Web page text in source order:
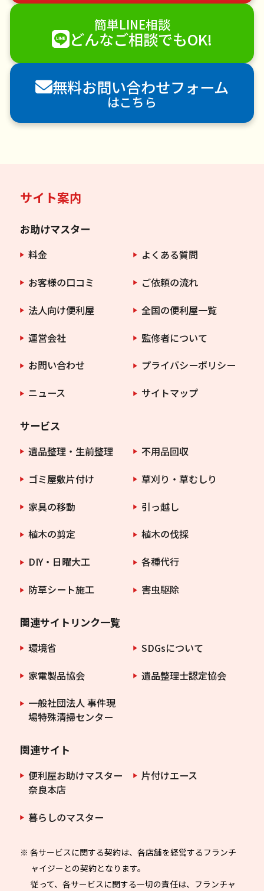
DIY・日曜大工
ハウスクリーニング
雪かき・雪下ろし
電球交換
襖（ふすま）の張替え
空き家管理
各種代行
害獣駆除
防草シート施工
ナメクジ駆除
害虫駆除
簡単LINE相談
どんなご相談でもOK!
無料お問い合わせフォーム
はこちら
サイト案内
お助けマスター
料金
よくある質問
お客様の口コミ
ご依頼の流れ
法人向け便利屋
全国の便利屋一覧
運営会社
監修者について
お問い合わせ
プライバシーポリシー
ニュース
サイトマップ
サービス
遺品整理・生前整理
不用品回収
ゴミ屋敷片付け
草刈り・草むしり
家具の移動
引っ越し
植木の剪定
植木の伐採
DIY・日曜大工
各種代行
防草シート施工
害虫駆除
関連サイトリンク一覧
環境省
SDGsについて
家電製品協会
遺品整理士認定協会
一般社団法人 事件現
場特殊清掃センター
関連サイト
便利屋お助けマスター
奈良本店
片付けエース
暮らしのマスター
※ 各サービスに関する契約は、各店舗を経営するフランチ
ャイジーとの契約となります。
従って、各サービスに関する一切の責任は、フランチャ